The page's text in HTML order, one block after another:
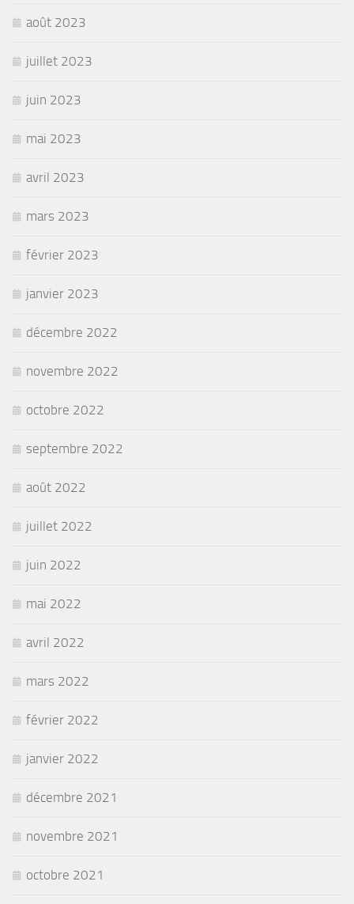
août 2023
juillet 2023
juin 2023
mai 2023
avril 2023
mars 2023
février 2023
janvier 2023
décembre 2022
novembre 2022
octobre 2022
septembre 2022
août 2022
juillet 2022
juin 2022
mai 2022
avril 2022
mars 2022
février 2022
janvier 2022
décembre 2021
novembre 2021
octobre 2021